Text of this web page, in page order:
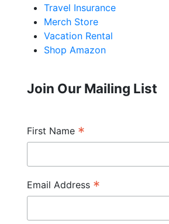
Travel Insurance
Merch Store
Vacation Rental
Shop Amazon
Join Our Mailing List
First Name *
Email Address *